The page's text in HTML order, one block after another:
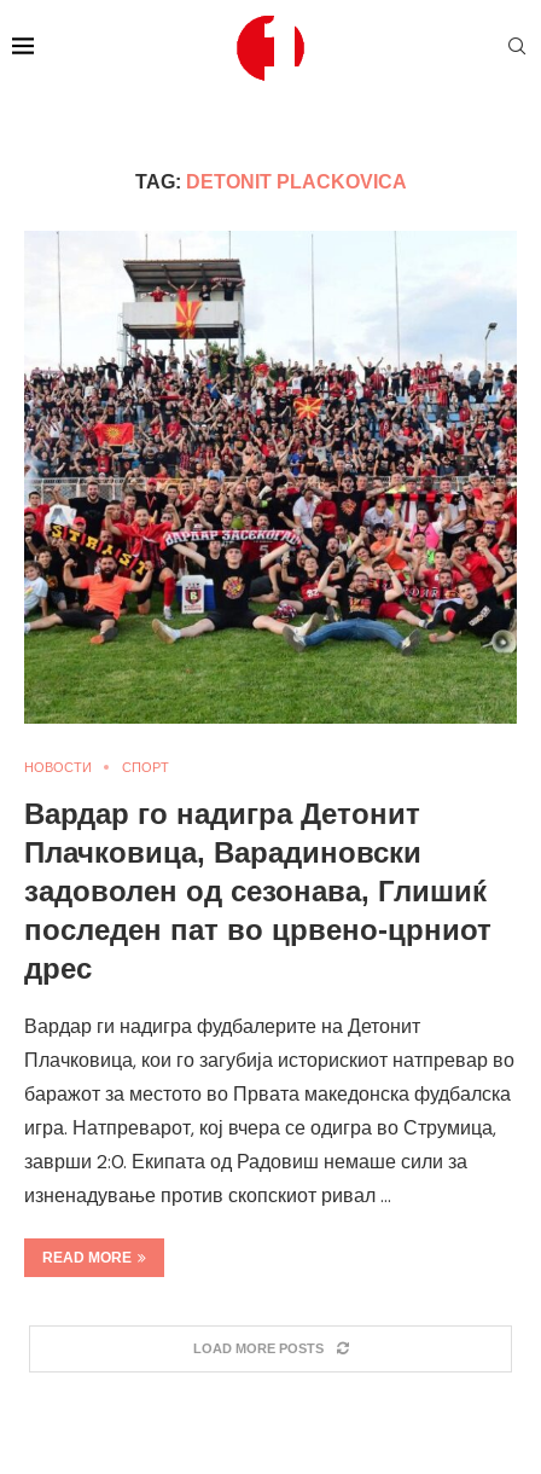
TAG: DETONIT PLACKOVICA
НОВОСТИ СПОРТ
Вардар го надигра Детонит
Плачковица, Варадиновски
задоволен од сезонава, Глишиќ
последен пат во црвено-црниот
дрес
Вардар ги надигра фудбалерите на Детонит
Плачковица, кои го загубија историскиот натпревар во
баражот за местото во Првата македонска фудбалска
игра. Натпреварот, кој вчера се одигра во Струмица,
заврши 2:0. Екипата од Радовиш немаше сили за
изненадување против скопскиот ривал …
READ MORE
LOAD MORE POSTS